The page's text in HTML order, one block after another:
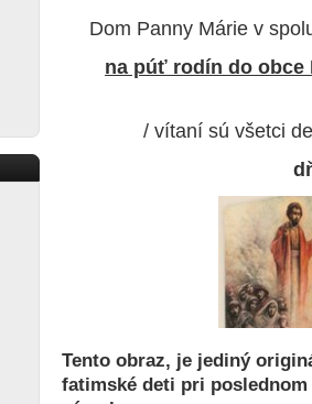
Dom Panny Márie v
na púť rodín do obce
/ vítaní sú všetci
Tento obraz, je jediný
fatimské deti pri